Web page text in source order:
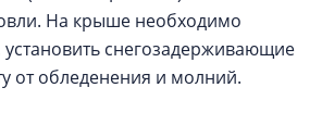
На крыше необходимо
снегозадерживающие
от обледенения и молний.